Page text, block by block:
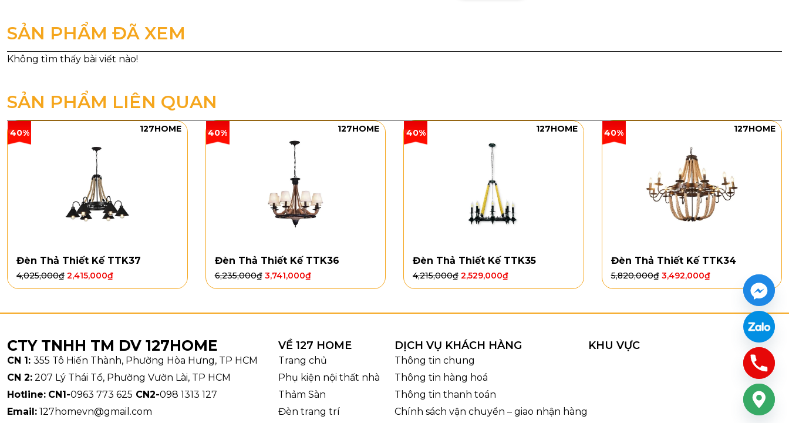
Đèn Tường VNT2033
Thân đèn được làm từ
kim loại sơn tĩnh điện
, giúp bề mặt cứng cáp, hạn chế bong tróc và gỉ sét khi sử dụng ngoài trời.
Phần chao sử dụngkính trong
dày, vừa bảo vệ bóng đèn khỏi bụi bẩn, mưa gió, vừa giúp ánh sáng truyền tải tốt hơn, tạo
cảm giác không gian sáng rõ nhưng vẫn ấm áp nếu anh dùng bóng LED 3000K. Nhờ chất liệu này, Đèn Tường VNT2033
SẢN PHẨM ĐÃ XEM
SẢN PHẨM LIÊN QUAN
40% 127HOME
Đèn Thả Thiết Kế TTK37
4,025,000₫ 2,415,000₫
40% 127HOME
Đèn Thả Thiết Kế TTK36
6,235,000₫ 3,741,000₫
40% 127HOME
Đèn Thả Thiết Kế TTK35
4,215,000₫ 2,529,000₫
40% 127HOME
Đèn Thả Thiết Kế TTK34
5,820,000₫ 3,492,000₫
CTY TNHH TM DV 127HOME
CN 1: 355 Tô Hiến Thành, Phường Hòa Hưng, TP HCM
CN 2: 207 Lý Thái Tổ, Phường Vườn Lài, TP HCM
Hotline: CN1-0963 773 625 CN2-098 1313 127
Email: 127homevn@gmail.com
VỀ 127 HOME
Trang chủ
Phụ kiện nội thất nhà
Thảm Sàn
Đèn trang trí
DỊCH VỤ KHÁCH HÀNG
Thông tin chung
Thông tin hàng hoá
Thông tin thanh toán
Chính sách vận chuyển – giao nhận hàng
KHU VỰC